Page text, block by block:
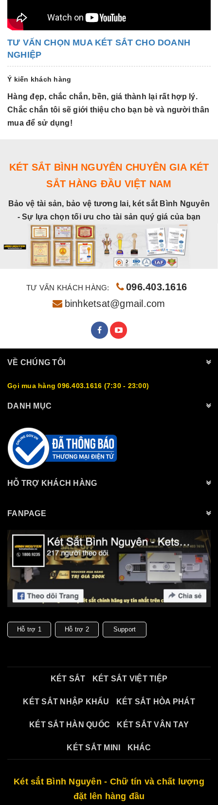
TƯ VẤN CHỌN MUA KÉT SẮT CHO DOANH
NGHIỆP
Ý kiến khách hàng
Hàng đẹp, chắc chắn, bền, giá thành lại rất hợp lý.
Chắc chắn tôi sẽ giới thiệu cho bạn bè và người thân
mua để sử dụng!
KÉT SẮT BÌNH NGUYÊN CHUYÊN GIA KÉT
SẮT HÀNG ĐẦU VIỆT NAM
Bảo vệ tài sản, bảo vệ tương lai, két sắt Bình Nguyên
- Sự lựa chọn tối ưu cho tài sản quý giá của bạn
TƯ VẤN KHÁCH HÀNG:
096.403.1616
binhketsat@gmail.com
VỀ CHÚNG TÔI
Gọi mua hàng 096.403.1616 (7:30 - 23:00)
DANH MỤC
HỖ TRỢ KHÁCH HÀNG
FANPAGE
Hỗ trợ 1 Hỗ trợ 2 Support
KÉT SẮT KÉT SẮT VIỆT TIỆP
KÉT SẮT NHẬP KHẨU KÉT SẮT HÒA PHÁT
KÉT SẮT HÀN QUỐC KÉT SẮT VÂN TAY
KÉT SẮT MINI KHÁC
Két sắt Bình Nguyên - Chữ tín và chất lượng
đặt lên hàng đầu